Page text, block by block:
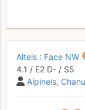
Altels : Face NW
4.1 / E2 D- / S5
Alpineis